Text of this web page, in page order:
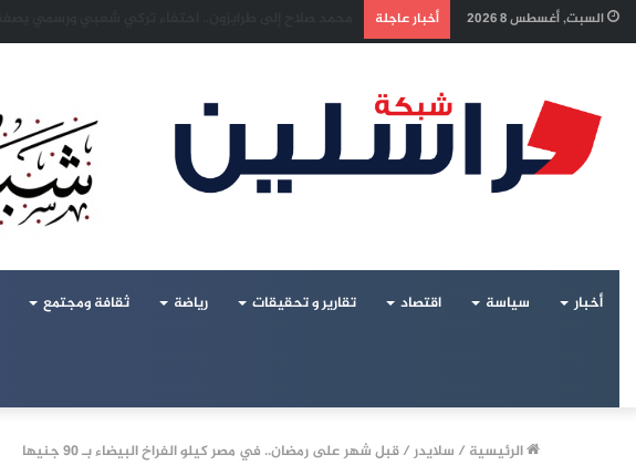
السبت, أغسطس 8 2026 أخبار عاجلة
أخبار سياسة اقتصاد تقارير و تحقيقات رياضة ثقافة ومجتمع
الرئيسية / سلايدر/قبل شهر على رمضان.. في مصر كيلو الفراخ البيضاء بـ 90 جنيها